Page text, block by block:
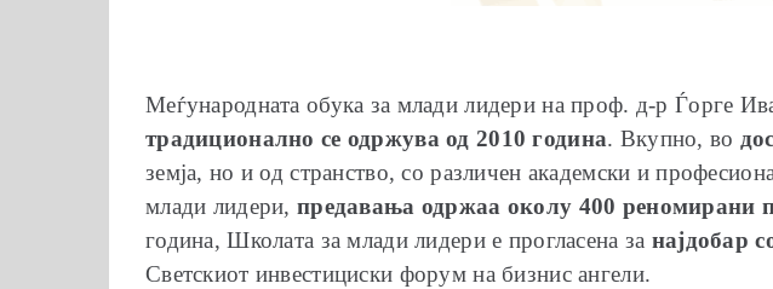
Меѓународната обука за млади лидери на проф. д-р Ѓорге
традиционално се одржува од 2010 година. Вкупно, во
земја, но и од странство, со различен академски и
млади лидери, предавања одржаа околу 400 реномирани
година, Школата за млади лидери е прогласена за најдобар
Светскиот инвестициски форум на бизнис ангели.